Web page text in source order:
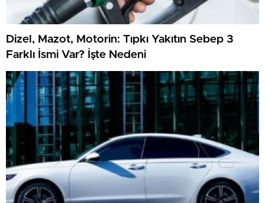
Dizel, Mazot, Motorin: Tıpkı Yakıtın Sebep 3
Farklı İsmi Var? İşte Nedeni